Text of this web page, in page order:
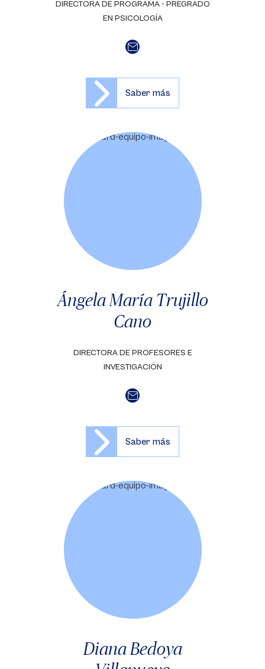
DIRECTORA DE PROGRAMA - PREGRADO
EN PSICOLOGÍA
Saber más
Ángela María Trujillo
Cano
DIRECTORA DE PROFESORES E
INVESTIGACIÓN
Saber más
Diana Bedoya